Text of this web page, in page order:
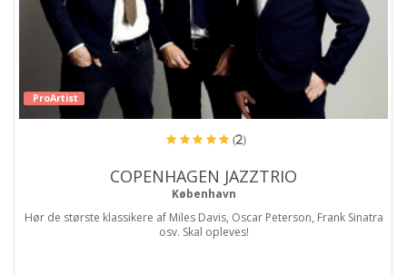
ProArtist
(2)
COPENHAGEN JAZZTRIO
København
Hør de største klassikere af Miles Davis, Oscar Peterson, Frank Sinatra
osv. Skal opleves!